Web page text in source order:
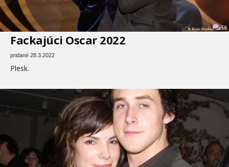
56
Fackajúci Oscar 2022
pridané 28.3.2022
Plesk.